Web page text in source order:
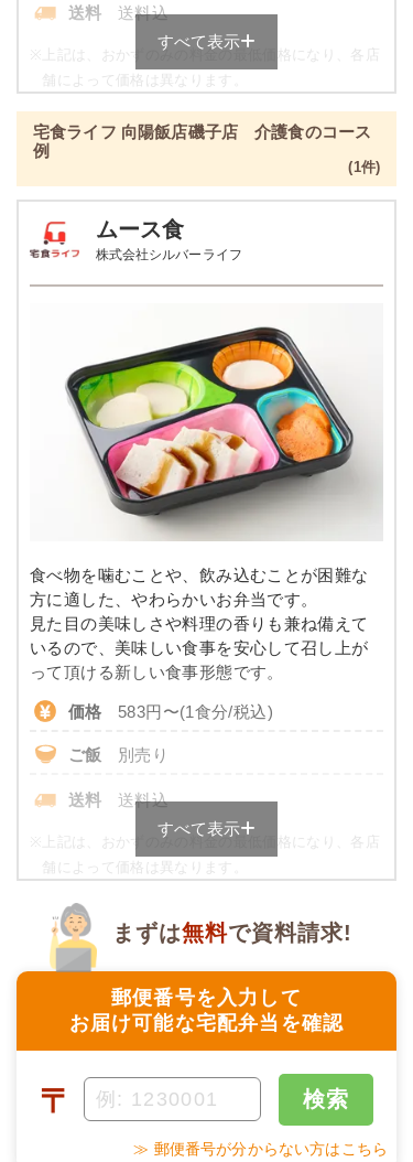
鶏肉と茄子の和風炒め
ねぎとちくわのぬた
青菜とチャーシュの刻み炒め
ツナとキャベツの炒め物
栄養素
※メニューの補足
肉豆腐
カリフラワーのレモンマリネ
鶏団子の炊き合わせ
ジャーマンポテト
※メニューの補足
※ その他備考
メニューは日替わりです（メニューは一例です）
送料 送料込
※
上記は、おかずのみの料金の最低価格になり、各店
舗によって価格は異なります。
お問合せください。
品数 4～5品
タンパク質 -
脂質 -
糖質 -
リン -
コレステロール -
たんぱく調整食のメニュー例
ミートオムレツ
ブロッコリーソテー
キャロットラペ
二色豆（黒豆・白花豆）
栄養素
※メニューの補足
-
アジと茄子の胡麻味噌だれ
甘酢蓮根
野菜炒め
すべて表示
宅食ライフ 向陽飯店磯子店 介護食のコース
例
(1件)
ムース食
株式会社シルバーライフ
食べ物を噛むことや、飲み込むことが困難な
方に適した、やわらかいお弁当です。
見た目の美味しさや料理の香りも兼ね備えて
いるので、美味しい食事を安心して召し上が
って頂ける新しい食事形態です。
価格 583円〜(1食分/税込)
ご飯 別売り
送料 送料込
※
上記は、おかずのみの料金の最低価格になり、各店
舗によって価格は異なります。
お問合せください。
ムース食の栄養素例
品数 4品
塩分 1.3g
タンパク質 5.5g
すべて表示
郵便番号を入力して
お届け可能な宅配弁当を確認
まずは無料で資料請求!
〒 検索
≫ 郵便番号が分からない方はこちら